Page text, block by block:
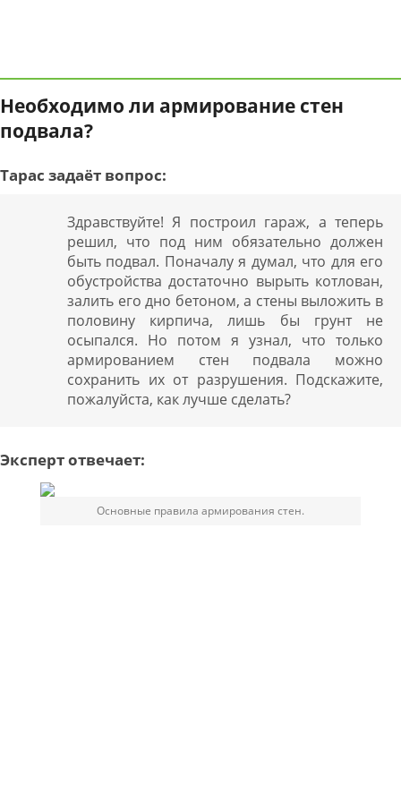
Необходимо ли армирование стен
подвала?
Тарас задаёт вопрос:
Здравствуйте! Я построил гараж, а теперь
решил, что под ним обязательно должен
быть подвал. Поначалу я думал, что для его
обустройства достаточно вырыть котлован,
залить его дно бетоном, а стены выложить в
половину кирпича, лишь бы грунт не
осыпался. Но потом я узнал, что только
армированием стен подвала можно
сохранить их от разрушения. Подскажите,
пожалуйста, как лучше сделать?
Эксперт отвечает:
Основные правила армирования стен.